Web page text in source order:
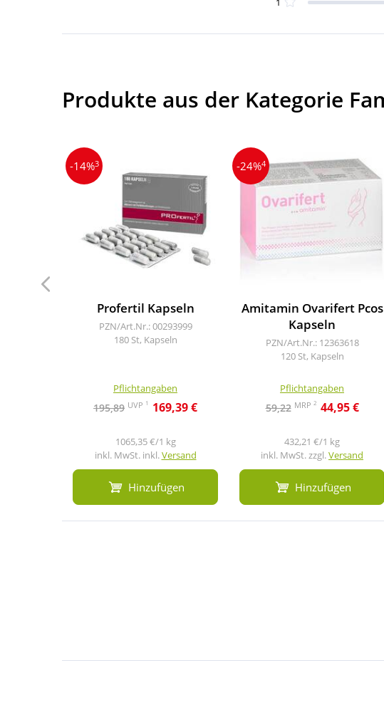
Produkte aus der Kategorie
-14%3
Profertil Kapseln
PZN/Art.Nr.: 00293999
180 St, Kapseln
Pflichtangaben
195,89 UVP 1 169,39 €
1065,35 €/1 kg
inkl. MwSt. inkl.Versand
Hinzufügen
-24%4
Amitamin Ovarifert Pcos
Kapseln
PZN/Art.Nr.: 12363618
120 St, Kapseln
Pflichtangaben
59,22 MRP 2 44,95 €
432,21 €/1 kg
inkl. MwSt. zzgl.Versand
Hinzufügen